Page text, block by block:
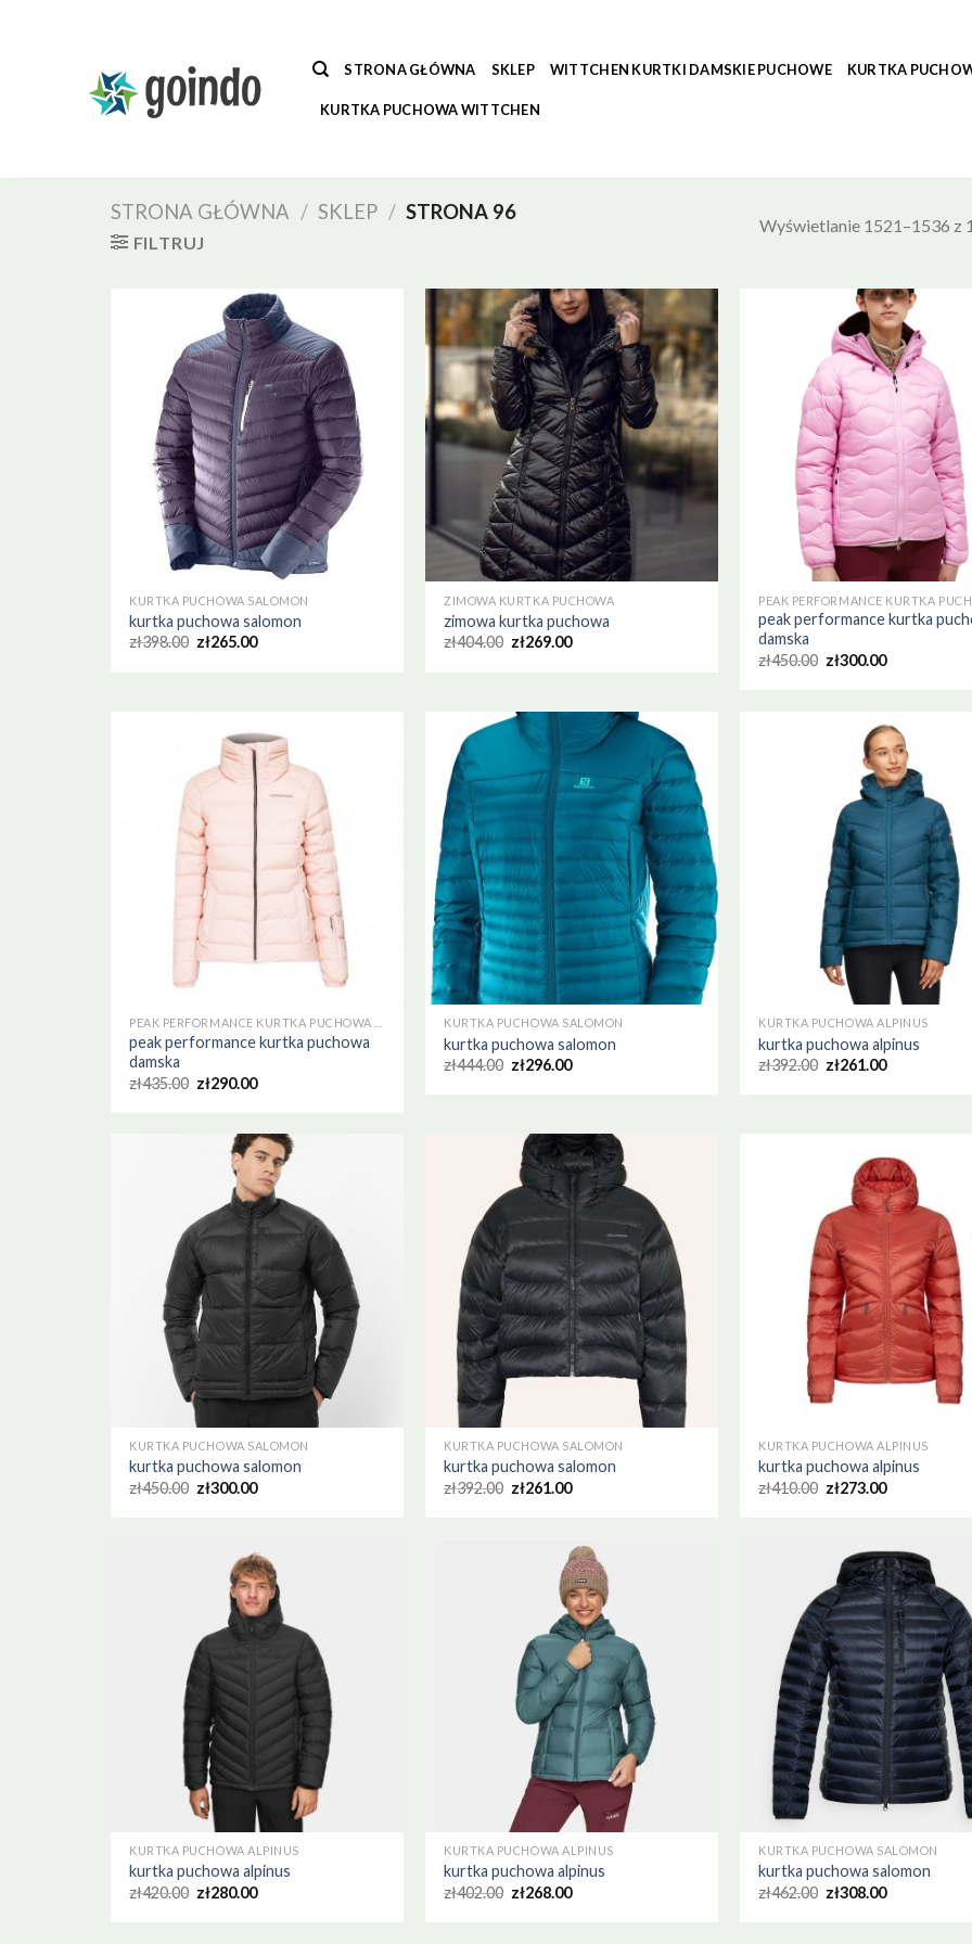
STRONA GŁÓWNA SKLEP WITTCHEN KURTKI DAMSKIE PUCHOWE KURTKA
KURTKA PUCHOWA WITTCHEN
STRONA GŁÓWNA / SKLEP / STRONA 96
FILTRUJ
Wyświetlanie 1521–1536 z
KURTKA PUCHOWA SALOMON
kurtka puchowa salomon
zł398.00 zł265.00
ZIMOWA KURTKA PUCHOWA
zimowa kurtka puchowa
zł404.00 zł269.00
peak performance kurtka
damska
zł450.00 zł300.00
peak performance kurtka puchowa
damska
zł435.00 zł290.00
KURTKA PUCHOWA SALOMON
kurtka puchowa salomon
zł444.00 zł296.00
KURTKA PUCHOWA ALPINUS
kurtka puchowa alpinus
zł392.00 zł261.00
KURTKA PUCHOWA SALOMON
kurtka puchowa salomon
zł450.00 zł300.00
KURTKA PUCHOWA SALOMON
kurtka puchowa salomon
zł392.00 zł261.00
KURTKA PUCHOWA ALPINUS
kurtka puchowa alpinus
zł410.00 zł273.00
KURTKA PUCHOWA ALPINUS
kurtka puchowa alpinus
zł420.00 zł280.00
KURTKA PUCHOWA ALPINUS
kurtka puchowa alpinus
zł402.00 zł268.00
KURTKA PUCHOWA SALOMON
kurtka puchowa salomon
zł462.00 zł308.00